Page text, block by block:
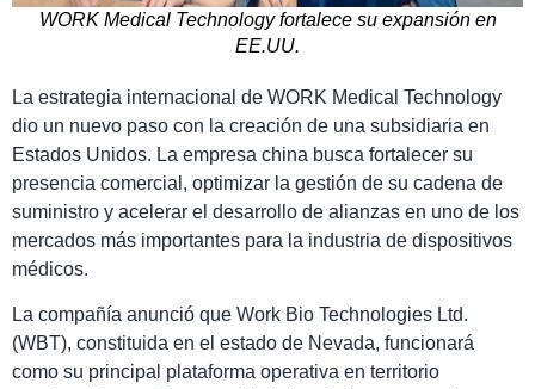
WORK Medical Technology fortalece su expansión en
EE.UU.
La estrategia internacional de WORK Medical Technology
dio un nuevo paso con la creación de una subsidiaria en
Estados Unidos. La empresa china busca fortalecer su
presencia comercial, optimizar la gestión de su cadena de
suministro y acelerar el desarrollo de alianzas en uno de los
mercados más importantes para la industria de dispositivos
médicos.
La compañía anunció que Work Bio Technologies Ltd.
(WBT), constituida en el estado de Nevada, funcionará
como su principal plataforma operativa en territorio